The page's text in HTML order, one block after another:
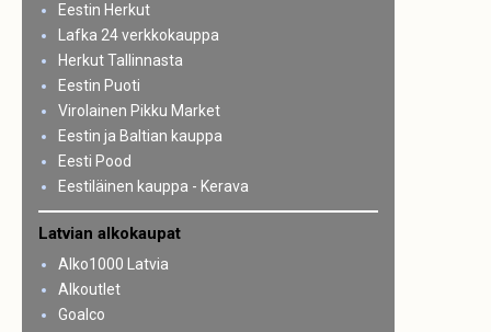
Eestin Herkut
Lafka 24 verkkokauppa
Herkut Tallinnasta
Eestin Puoti
Virolainen Pikku Market
Eestin ja Baltian kauppa
Eesti Pood
Eestiläinen kauppa - Kerava
Latvian alkokaupat
Alko1000 Latvia
Alkoutlet
Goalco